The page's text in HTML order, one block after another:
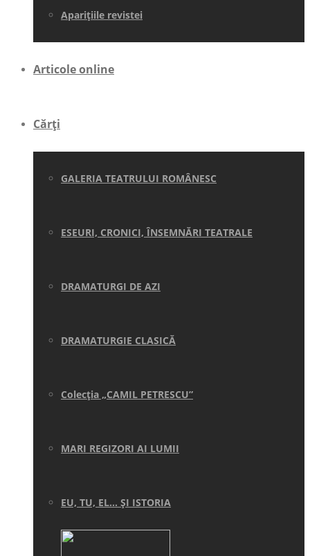
Aparițiile revistei
Articole online
Cărți
GALERIA TEATRULUI ROMÂNESC
ESEURI, CRONICI, ÎNSEMNĂRI TEATRALE
DRAMATURGI DE AZI
DRAMATURGIE CLASICĂ
Colecţia „CAMIL PETRESCU”
MARI REGIZORI AI LUMII
EU, TU, EL… ŞI ISTORIA